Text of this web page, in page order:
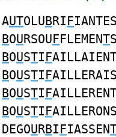
AUTOLUBRIF
BOURSOUFFLEMENT
BOUSTIF
BOUSTIF
BOUSTIF
BOUSTIF
DEGOURBIFIASSEN